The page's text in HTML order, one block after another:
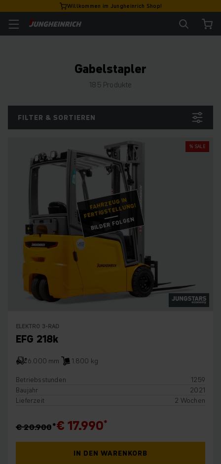
Willkommen im Jungheinrich Shop!
Gabelstapler
185 Produkte
FILTER & SORTIEREN
FAHRZEUG IN
FERTIGSTELLUNG!
BILDER FOLGEN
% SALE
ELEKTRO 3-RAD
EFG 218k
6.000 mm
1.800 kg
Betriebsstunden
1259
Baujahr
2021
Lieferzeit
2 Wochen
€ 20.900 € 17.990
IN DEN WARENKORB